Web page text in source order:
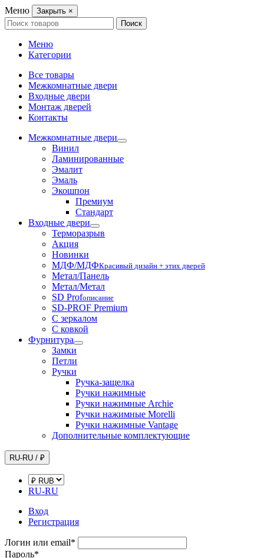
Меню Закрыть ×
Search
for:
Поиск
Меню
Категории
Все товары
Межкомнатные двери
Входные двери
Монтаж дверей
Контакты
Межкомнатные двери
Винил
Ламинированные
Эмалит
Эмаль
Экошпон
Премиум
Стандарт
Входные двери
Терморазрыв
Акция
Новинки
МДФ/МДФКрасивый дизайн + этих дверей
Метал/Панель
Метал/Метал
SD Profописание
SD-PROF Premium
С зеркалом
С ковкой
Фурнитура
Замки
Петли
Ручки
Ручка-защелка
Ручки нажимные
Ручки нажимные Archie
Ручки нажимные Morelli
Ручки нажимные Vantage
Дополнительные комплектующие
RU-RU / ₽
RU-RU
Вход
Регистрация
Логин или email*
Пароль*